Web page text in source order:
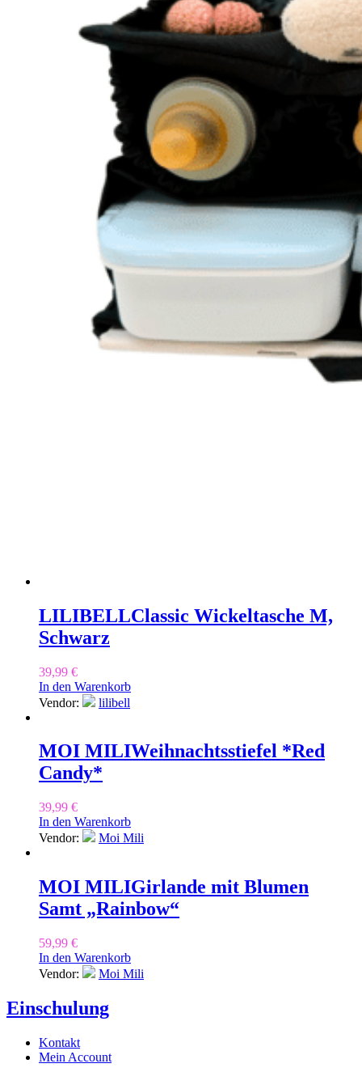
LILIBELLClassic Wickeltasche M,
Schwarz
39,99 €
In den Warenkorb
Vendor:
lilibell
MOI MILIWeihnachtsstiefel *Red
Candy*
39,99 €
In den Warenkorb
Vendor:
Moi Mili
MOI MILIGirlande mit Blumen
Samt „Rainbow“
59,99 €
In den Warenkorb
Vendor:
Moi Mili
Einschulung
Kontakt
Mein Account